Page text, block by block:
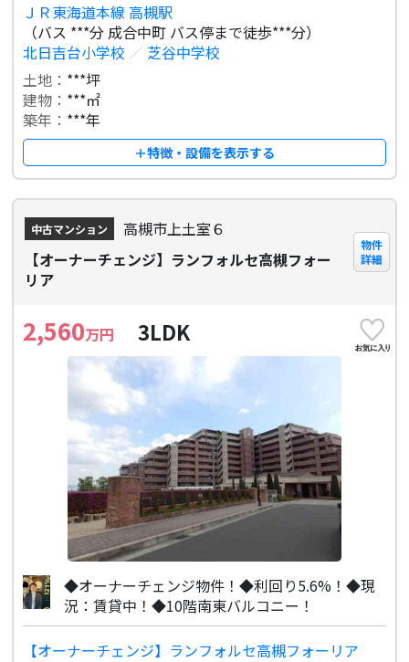
ＪＲ東海道本線 高槻駅
（バス ***分 成合中町 バス停まで徒歩***分）
北日吉台小学校 ／ 芝谷中学校
土地： ***坪
建物： ***㎡
築年： ***年
＋特徴・設備を表示する
中古マンション
高槻市上土室６
【オーナーチェンジ】ランフォルセ高槻フォー
リア
物件
詳細
2,560万円 3LDK
◆オーナーチェンジ物件！◆利回り5.6%！◆現
況：賃貸中！◆10階南東バルコニー！
【オーナーチェンジ】ランフォルセ高槻フォーリア